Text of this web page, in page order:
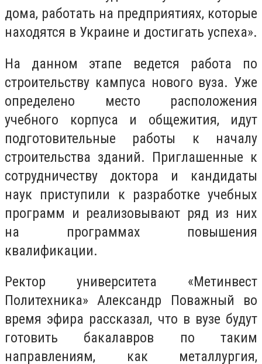
дома, работать на предприятиях, которые
находятся в Украине и достигать успеха».
На данном этапе ведется работа по
строительству кампуса нового вуза. Уже
определено место расположения
учебного корпуса и общежития, идут
подготовительные работы к началу
строительства зданий. Приглашенные к
сотрудничеству доктора и кандидаты
наук приступили к разработке учебных
программ и реализовывают ряд из них
на программах повышения
квалификации.
Ректор университета «Метинвест
Политехника» Александр Поважный во
время эфира рассказал, что в вузе будут
готовить бакалавров по таким
направлениям, как металлургия,